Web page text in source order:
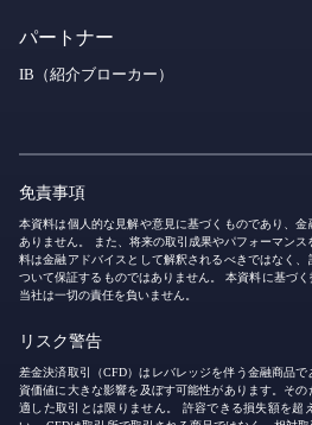
パートナー
IB（紹介ブローカー）
免責事項
本資料は個人的な見解や意見に基づくものであり、
ありません。 また、将来の取引成果やパフォーマン
料は金融アドバイスとして解釈されるべきではなく
ついて保証するものではありません。 本資料に基づく
当社は一切の責任を負いません。
リスク警告
差金決済取引（CFD）はレバレッジを伴う金融商品
資価値に大きな影響を及ぼす可能性があります。そ
適した取引とは限りません。 許容できる損失額を超